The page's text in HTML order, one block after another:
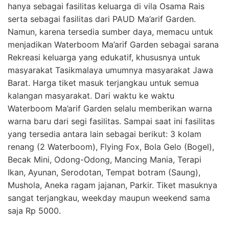
hanya sebagai fasilitas keluarga di vila Osama Rais
serta sebagai fasilitas dari PAUD Ma’arif Garden.
Namun, karena tersedia sumber daya, memacu untuk
menjadikan Waterboom Ma’arif Garden sebagai sarana
Rekreasi keluarga yang edukatif, khususnya untuk
masyarakat Tasikmalaya umumnya masyarakat Jawa
Barat. Harga tiket masuk terjangkau untuk semua
kalangan masyarakat. Dari waktu ke waktu
Waterboom Ma’arif Garden selalu memberikan warna
warna baru dari segi fasilitas. Sampai saat ini fasilitas
yang tersedia antara lain sebagai berikut: 3 kolam
renang (2 Waterboom), Flying Fox, Bola Gelo (Bogel),
Becak Mini, Odong-Odong, Mancing Mania, Terapi
Ikan, Ayunan, Serodotan, Tempat botram (Saung),
Mushola, Aneka ragam jajanan, Parkir. Tiket masuknya
sangat terjangkau, weekday maupun weekend sama
saja Rp 5000.